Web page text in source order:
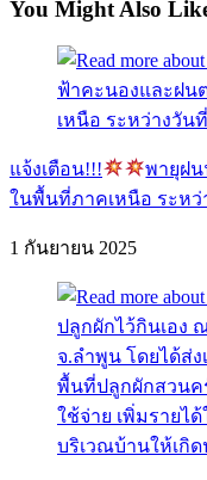
You Might Also
แจ้งเตือน!!!
พายุฝ
ในพื้นที่ภาคเหนือ ระหว่
1 กันยายน 2025